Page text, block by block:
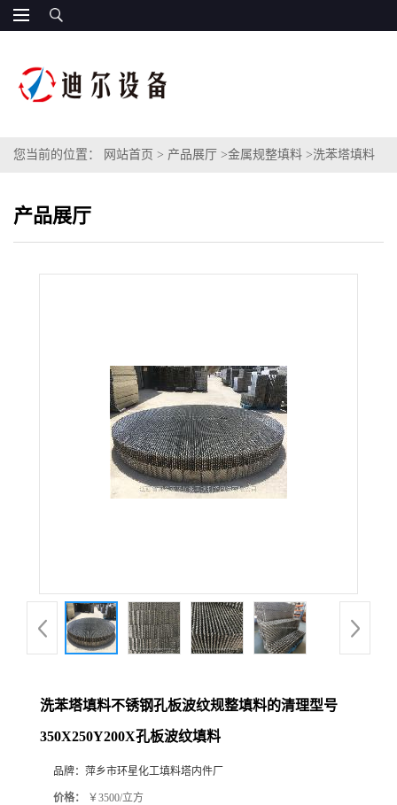
您当前的位置： 网站首页 > 产品展厅 >金属规整填料 >洗苯塔填料
产品展厅
洗苯塔填料不锈钢孔板波纹规整填料的清理型号
350X250Y200X孔板波纹填料
品牌： 萍乡市环星化工填料塔内件厂
价格： ￥3500/立方